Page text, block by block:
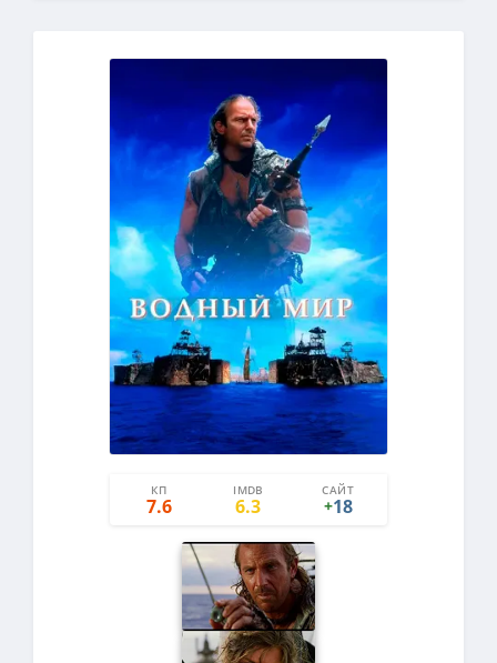
КП
7.6
IMDB
6.3
САЙТ
20
+18